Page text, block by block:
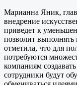
Марианна Яник,
внедрение
приведет к
позволит
отметила, что для
потребуются
компаниям
сотрудники будут